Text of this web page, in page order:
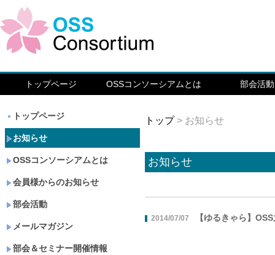
トップページ OSSコンソーシアムとは 部会活動
トップページ
お知らせ
OSSコンソーシアムとは
会員様からのお知らせ
部会活動
メールマガジン
部会＆セミナー開催情報
トップ> お知らせ
お知らせ
2014/07/07 【ゆるきゃら】